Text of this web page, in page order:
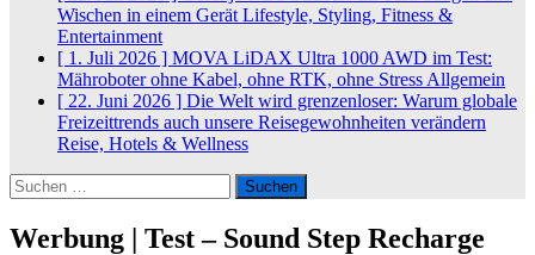
Wischen in einem Gerät Lifestyle, Styling, Fitness &
Entertainment
[ 1. Juli 2026 ] MOVA LiDAX Ultra 1000 AWD im Test:
Mähroboter ohne Kabel, ohne RTK, ohne Stress Allgemein
[ 22. Juni 2026 ] Die Welt wird grenzenloser: Warum globale
Freizeittrends auch unsere Reisegewohnheiten verändern
Reise, Hotels & Wellness
Suchen
nach:
Werbung | Test – Sound Step Recharge